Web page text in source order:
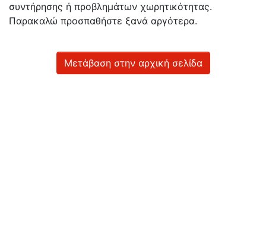
Ανοιχτά
Δεδομένα
συντήρησης ή προβλημάτων χωρητικότητας.
Παρακαλώ προσπαθήστε ξανά αργότερα.
Μετάβαση στην αρχική σελίδα